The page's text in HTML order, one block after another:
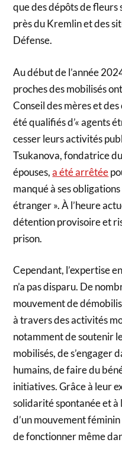
que des dépôts de fleurs
près du Kremlin et des
Défense.
Au début de l’année
proches des mobilisés
Conseil des mères et
été qualifiés d’« agents
cesser leurs activités
Tsukanova, fondatrice
épouses,a été arrêtée
manqué à ses
étranger ». À l’heure
détention provisoire et
prison.
Cependant, l’expertise
n’a pas disparu. De
mouvement de
à travers des activités
notamment de soutenir
mobilisés, de s’engager
humains, de faire du
initiatives. Grâce à leur
solidarité spontanée et à
d’un mouvement
de fonctionner même